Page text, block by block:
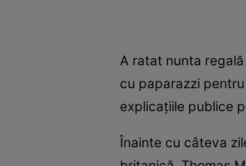
A ratat nunta
cu paparazzi
explicaţiile publice
Înainte cu câteva